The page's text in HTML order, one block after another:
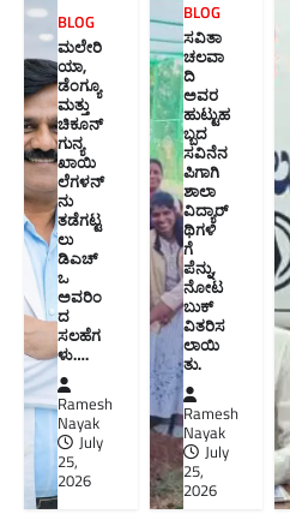
BLOG
ಮಲೇರಿ
ಯಾ,
ಡೆಂಗ್ಯೂ
ಮತ್ತು
ಚಿಕೂನ್
ಗುನ್ಯ
ಖಾಯಿ
ಲೆಗಳನ್
ನು
ತಡೆಗಟ್ಟ
ಲು
ಡಿಎಚ್‌
ಒ
ಅವರಿಂ
ದ
ಸಲಹೆಗ
ಳು….
Ramesh
Nayak
July
25,
2026
BLOG
ಸವಿತಾ
ಚಲವಾ
ದಿ
ಅವರ
ಹುಟ್ಟುಹ
ಬ್ಬದ
ಸವಿನೆನ
ಪಿಗಾಗಿ
ಶಾಲಾ
ವಿದ್ಯಾರ್
ಥಿಗಳಿ
ಗೆ
ಪೆನ್ನು,
ನೋಟ
ಬುಕ್
ವಿತರಿಸ
ಲಾಯಿ
ತು.
Ramesh
Nayak
July
25,
2026